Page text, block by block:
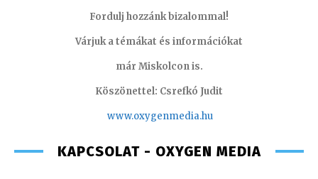
Fordulj hozzánk bizalommal!
Várjuk a témákat és információkat
már Miskolcon is.
Köszönettel: Csrefkó Judit
www.oxygenmedia.hu
KAPCSOLAT - OXYGEN MEDIA